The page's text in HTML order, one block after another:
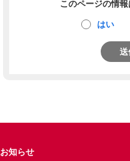
このページの情
はい
送
お知らせ